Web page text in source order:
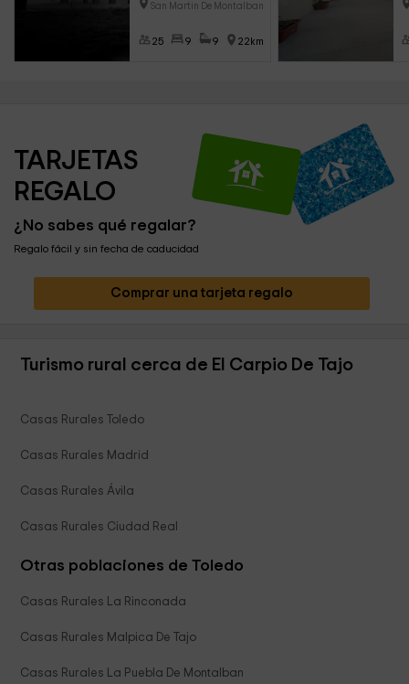
San Martin De Montalban (Toled
25 9 9 22km
TARJETAS
REGALO
¿No sabes qué regalar?
Regalo fácil y sin fecha de caducidad
Comprar una tarjeta regalo
Turismo rural cerca de El Carpio De Tajo
Casas Rurales Toledo
Casas Rurales Madrid
Casas Rurales Ávila
Casas Rurales Ciudad Real
Otras poblaciones de Toledo
Casas Rurales La Rinconada
Casas Rurales Malpica De Tajo
Casas Rurales La Puebla De Montalban